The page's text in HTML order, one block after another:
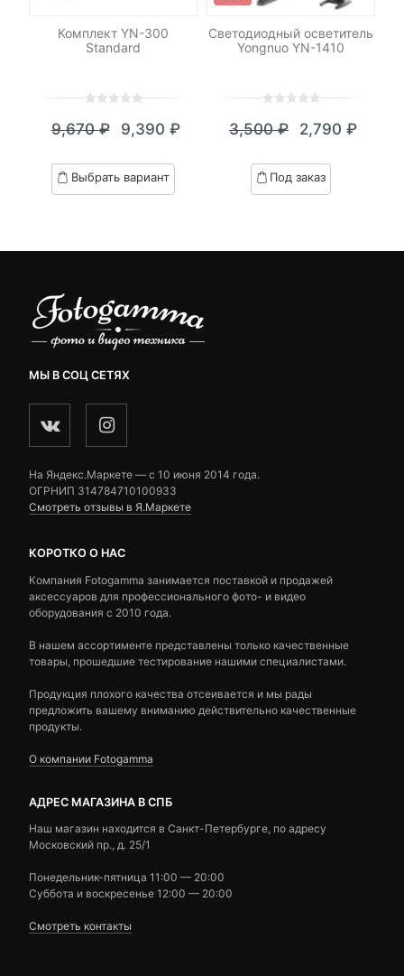
Комплект YN-300
Standard
out
based
on
9,670₽
Первоначальная
цена
составляла
9,390 ₽
Текущая
цена:
9,390 ₽.
Выбрать вариант
Светодиодный осветитель
Yongnuo YN-1410
out
based
on
3,500₽
цена
составляла
2,790 ₽
Текущая
цена:
2,790 ₽.
Под заказ
МЫ В СОЦ СЕТЯХ
На Яндекс.Маркете — c 10 июня 2014 года.
ОГРНИП 314784710100933
Смотреть отзывы в Я.Маркете
КОРОТКО О НАС
Компания Fotogamma занимается поставкой и продажей
аксессуаров для профессионального фото- и видео
оборудования с 2010 года.
В нашем ассортименте представлены только качественные
товары, прошедшие тестирование нашими специалистами.
Продукция плохого качества отсеивается и мы рады
предложить вашему вниманию действительно качественные
продукты.
О компании Fotogamma
АДРЕС МАГАЗИНА В СПБ
Наш магазин находится в Санкт-Петербурге, по адресу
Московский пр., д. 25/1
Понедельник-пятница 11:00 — 20:00
Суббота и воскресенье 12:00 — 20:00
Смотреть контакты